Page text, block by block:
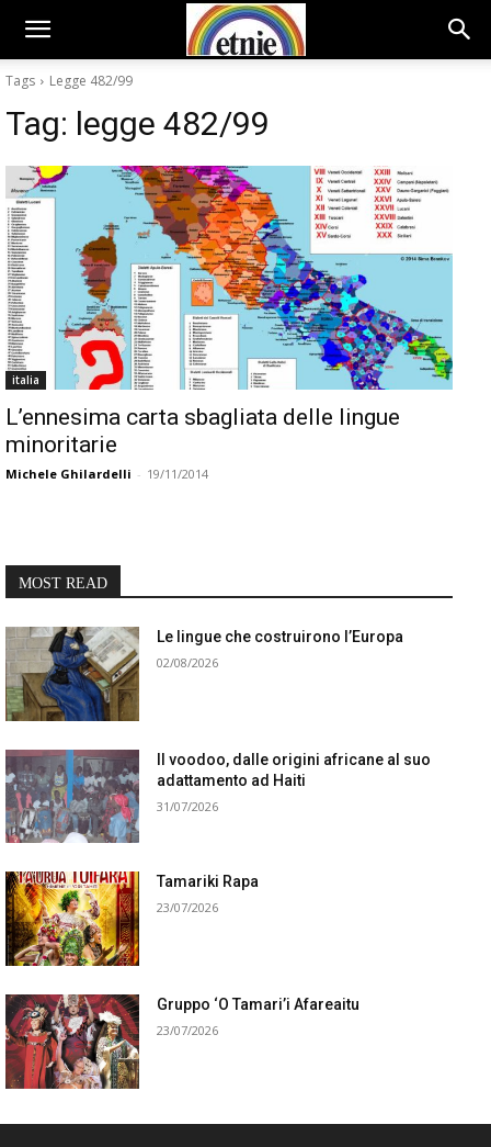
Tags Legge 482/99
Tag: legge 482/99
italia
L’ennesima carta sbagliata delle lingue
minoritarie
Michele Ghilardelli - 19/11/2014
MOST READ
Le lingue che costruirono l’Europa
02/08/2026
Il voodoo, dalle origini africane al suo
adattamento ad Haiti
31/07/2026
Tamariki Rapa
23/07/2026
Gruppo ‘O Tamari’i Afareaitu
23/07/2026